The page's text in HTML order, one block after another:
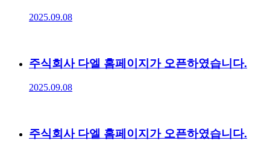
2025.09.08
주식회사 다엘 홈페이지가 오픈하였습니다.
2025.09.08
주식회사 다엘 홈페이지가 오픈하였습니다.